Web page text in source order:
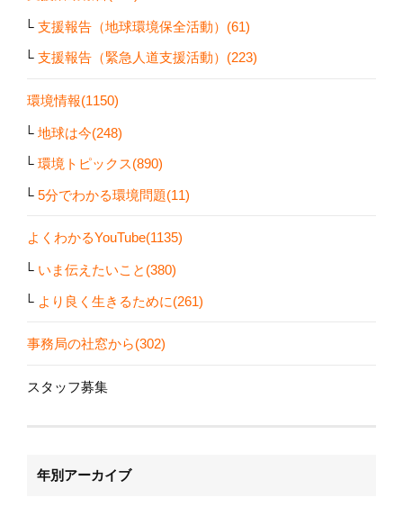
支援報告（地球環境保全活動）(61)
支援報告（緊急人道支援活動）(223)
環境情報(1150)
地球は今(248)
環境トピックス(890)
5分でわかる環境問題(11)
よくわかるYouTube(1135)
いま伝えたいこと(380)
より良く生きるために(261)
事務局の社窓から(302)
スタッフ募集
年別アーカイブ